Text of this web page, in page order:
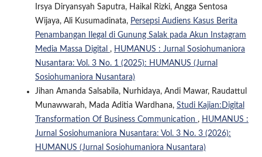
Irsya Diryansyah Saputra, Haikal Rizki, Angga Sentosa
Wijaya, Ali Kusumadinata, Persepsi Audiens Kasus Berita
Penambangan Ilegal di Gunung Salak pada Akun Instagram
Media Massa Digital , HUMANUS : Jurnal Sosiohumaniora
Nusantara: Vol. 3 No. 1 (2025): HUMANUS (Jurnal
Sosiohumaniora Nusantara)
Jihan Amanda Salsabila, Nurhidaya, Andi Mawar, Raudattul
Munawwarah, Mada Aditia Wardhana, Studi Kajian:Digital
Transformation Of Business Communication , HUMANUS :
Jurnal Sosiohumaniora Nusantara: Vol. 3 No. 3 (2026):
HUMANUS (Jurnal Sosiohumaniora Nusantara)